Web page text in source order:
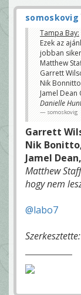
somoskovig
Tampa Bay:
Ezek az
jobban
Matthew
Garrett
Nik
Jamel Dean
Danielle
somoskovig
Garrett
Nik Bonitto,
Jamel
Matthew
hogy nem
@labo7
Szerkesztette: